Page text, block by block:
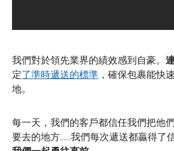
我們對於領先業界的績效感到自豪。
定了準時遞送的標準 ，確保包裹能快
地。
每一天，我們的客戶都信任我們把他
要去的地方......我們每次遞送都贏得了